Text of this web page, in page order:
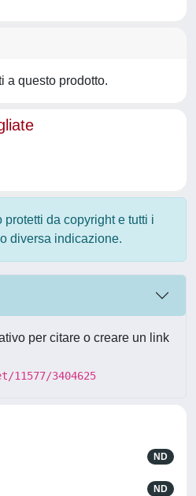
a questo prodotto.
protetti da copyright e tutti i
diversa indicazione.
per citare o creare un link
3404625
ND
ND